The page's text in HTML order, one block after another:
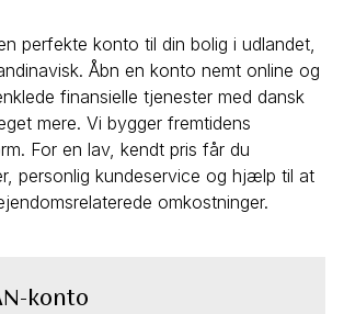
perfekte konto til din bolig i udlandet,
Åbn en konto nemt online og
finansielle tjenester med dansk
mere. Vi bygger fremtidens
For en lav, kendt pris får du
personlig kundeservice og hjælp til at
omkostninger.
konto